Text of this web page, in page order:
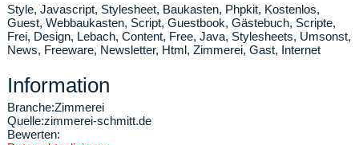
Style, Javascript, Stylesheet, Baukasten, Phpkit, Kostenlos,
Guest, Webbaukasten, Script, Guestbook, Gästebuch, Scripte,
Frei, Design, Lebach, Content, Free, Java, Stylesheets, Umsonst,
News, Freeware, Newsletter, Html, Zimmerei, Gast, Internet
Information
Branche:Zimmerei
Quelle:zimmerei-schmitt.de
Bewerten: